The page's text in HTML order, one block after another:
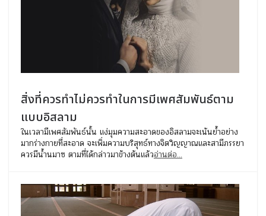
สิ่งที่ควรทำไม่ควรทำในการมีเพศสัมพันธ์ตาม
แบบอิสลาม
ในเวลามีเพศสัมพันธ์นั้น แง่มุมความสะอาดของอิสลามจะเน้นย้ำอย่าง
มากร่างกายที่สะอาด จะเพิ่มความบริสุทธ์ทางจิตวิญญาณและสามีภรรยา
ควรมีน้ำนมาซ ตามที่ได้กล่าวมาข้างต้นแล้วอ่านต่อ...